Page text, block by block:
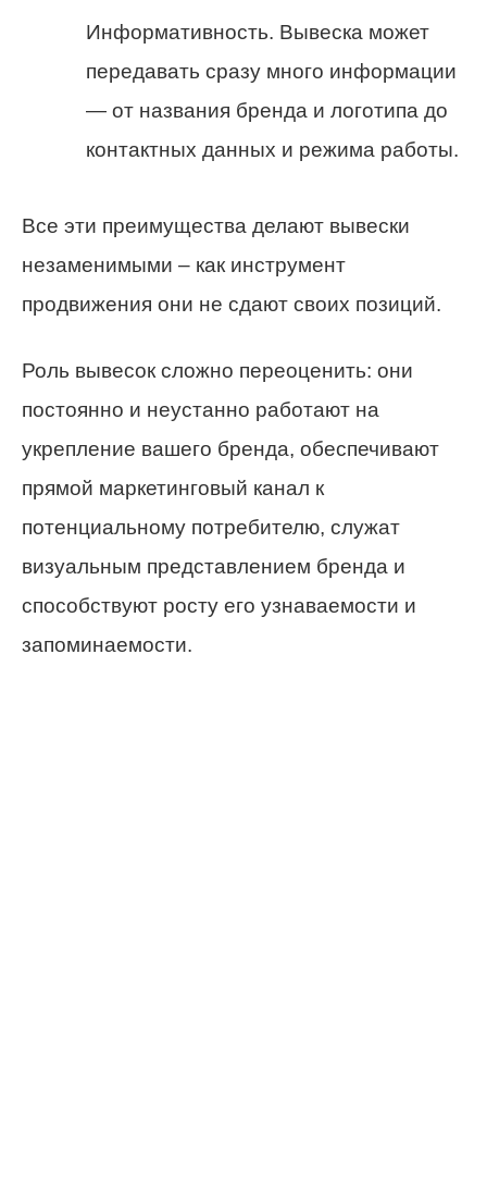
Информативность. Вывеска может
передавать сразу много информации
— от названия бренда и логотипа до
контактных данных и режима работы.
Все эти преимущества делают вывески
незаменимыми – как инструмент
продвижения они не сдают своих позиций.
Роль вывесок сложно переоценить: они
постоянно и неустанно работают на
укрепление вашего бренда, обеспечивают
прямой маркетинговый канал к
потенциальному потребителю, служат
визуальным представлением бренда и
способствуют росту его узнаваемости и
запоминаемости.